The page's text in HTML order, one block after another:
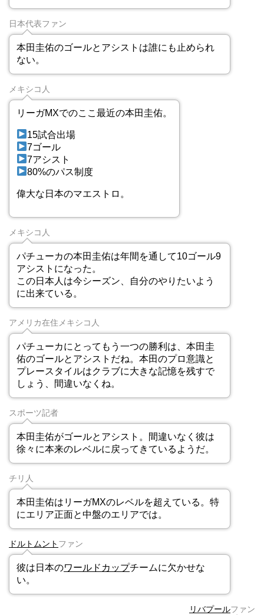
日本代表ファン
本田圭佑のゴールとアシストは誰にも止められ
ない。
メキシコ人
リーガMXでのここ最近の本田圭佑。
15試合出場
7ゴール
7アシスト
80%のパス制度
偉大な日本のマエストロ。
メキシコ人
パチューカの本田圭佑は年間を通して10ゴール9
アシストになった。
この日本人は今シーズン、自分のやりたいよう
に出来ている。
アメリカ在住メキシコ人
パチューカにとってもう一つの勝利は、本田圭
佑のゴールとアシストだね。本田のプロ意識と
プレースタイルはクラブに大きな記憶を残すで
しょう、間違いなくね。
スポーツ記者
本田圭佑がゴールとアシスト。間違いなく彼は
徐々に本来のレベルに戻ってきているようだ。
チリ人
本田圭佑はリーガMXのレベルを超えている。特
にエリア正面と中盤のエリアでは。
ドルトムント ファン
彼は日本のワールドカップチームに欠かせな
い。
リバプールファン